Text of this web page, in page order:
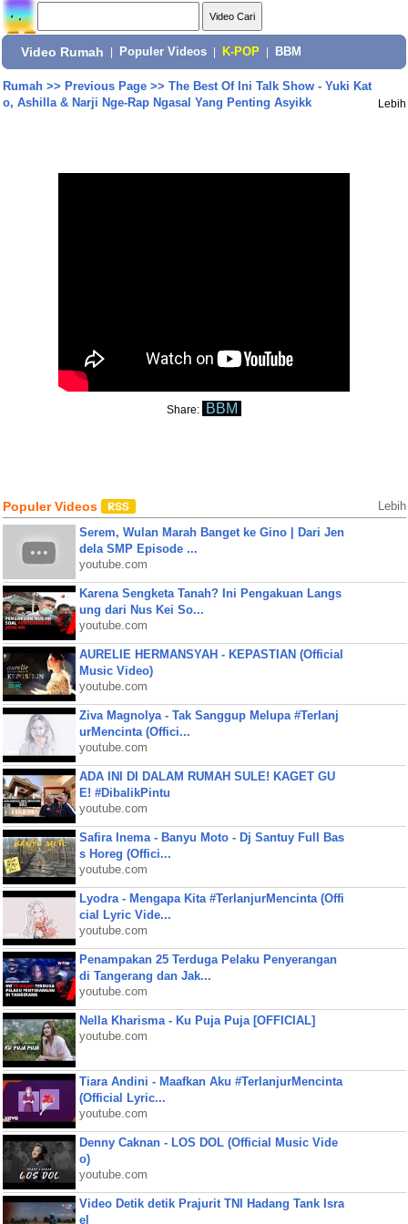
Video Rumah Populer Videos K-POP BBM
Rumah>> Previous Page>> The Best Of Ini Talk Show - Yuki Kat
o, Ashilla & Narji Nge-Rap Ngasal Yang Penting Asyikk
Lebih
Share: BBM
Populer Videos Lebih
Serem, Wulan Marah Banget ke Gino | Dari Jen
dela SMP Episode ...
youtube.com
Karena Sengketa Tanah? Ini Pengakuan Langs
ung dari Nus Kei So...
youtube.com
AURELIE HERMANSYAH - KEPASTIAN (Official
Music Video)
youtube.com
Ziva Magnolya - Tak Sanggup Melupa #Terlanj
urMencinta (Offici...
youtube.com
ADA INI DI DALAM RUMAH SULE! KAGET GU
E! #DibalikPintu
youtube.com
Safira Inema - Banyu Moto - Dj Santuy Full Bas
s Horeg (Offici...
youtube.com
Lyodra - Mengapa Kita #TerlanjurMencinta (Offi
cial Lyric Vide...
youtube.com
Penampakan 25 Terduga Pelaku Penyerangan
di Tangerang dan Jak...
youtube.com
Nella Kharisma - Ku Puja Puja [OFFICIAL]
youtube.com
Tiara Andini - Maafkan Aku #TerlanjurMencinta
(Official Lyric...
youtube.com
Denny Caknan - LOS DOL (Official Music Vide
o)
youtube.com
Video Detik detik Prajurit TNI Hadang Tank Isra
el